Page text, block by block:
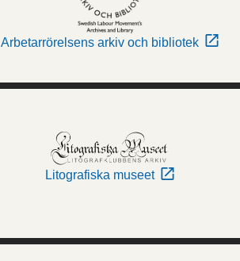
Arbetarrörelsens arkiv och bibliotek
Litografiska museet